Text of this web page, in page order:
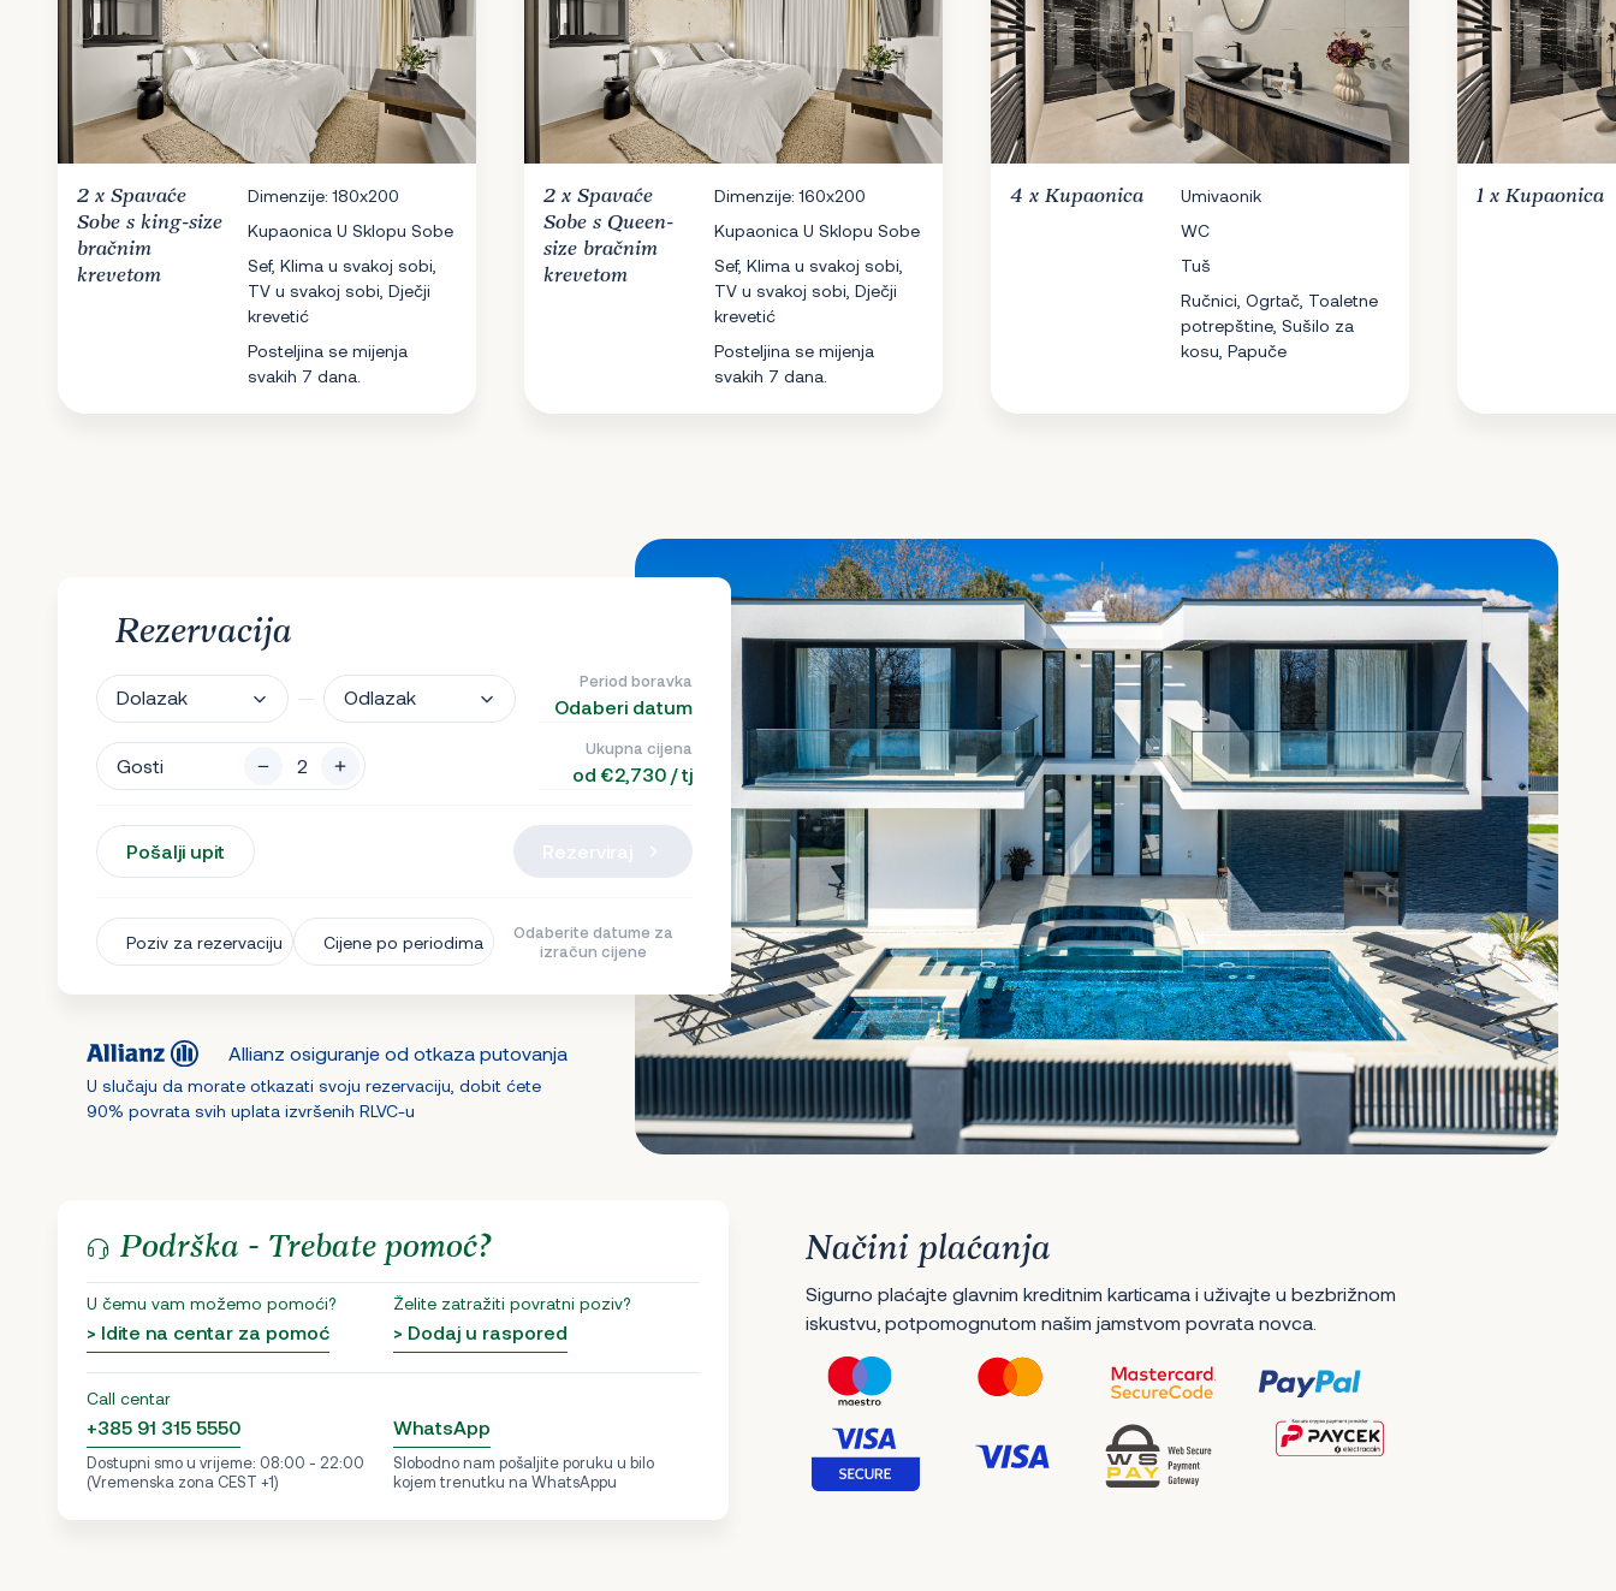
2 x Spavaće
Sobe s king-size
bračnim
krevetom
Dimenzije: 180x200
Kupaonica U Sklopu Sobe
Sef, Klima u svakoj sobi,
TV u svakoj sobi, Dječji
krevetić
Posteljina se mijenja
svakih 7 dana.
2 x Spavaće
Sobe s Queen-
size bračnim
krevetom
Dimenzije: 160x200
Kupaonica U Sklopu Sobe
Sef, Klima u svakoj sobi,
TV u svakoj sobi, Dječji
krevetić
Posteljina se mijenja
svakih 7 dana.
4 x Kupaonica
Umivaonik
WC
Tuš
Ručnici, Ogrtač, Toaletne
potrepštine, Sušilo za
kosu, Papuče
1 x Kupaonica
Rezervacija
Dolazak Odlazak
Period boravka
Odaberi datum
Gosti
Ukupna cijena
od €2,730 / tj
Pošalji upit
Poziv za rezervaciju Cijene po periodima
Odaberite datume za
izračun cijene
Allianz osiguranje od otkaza putovanja
U slučaju da morate otkazati svoju rezervaciju, dobit ćete
90% povrata svih uplata izvršenih RLVC-u
Podrška - Trebate pomoć?
U čemu vam možemo pomoći?
> Idite na centar za pomoć
Želite zatražiti povratni poziv?
> Dodaj u raspored
Call centar
+385 91 315 5550
Dostupni smo u vrijeme: 08:00 - 22:00
(Vremenska zona CEST +1)
WhatsApp
Slobodno nam pošaljite poruku u bilo
kojem trenutku na WhatsAppu
Načini plaćanja
Sigurno plaćajte glavnim kreditnim karticama i uživajte u bezbrižnom
iskustvu, potpomognutom našim jamstvom povrata novca.